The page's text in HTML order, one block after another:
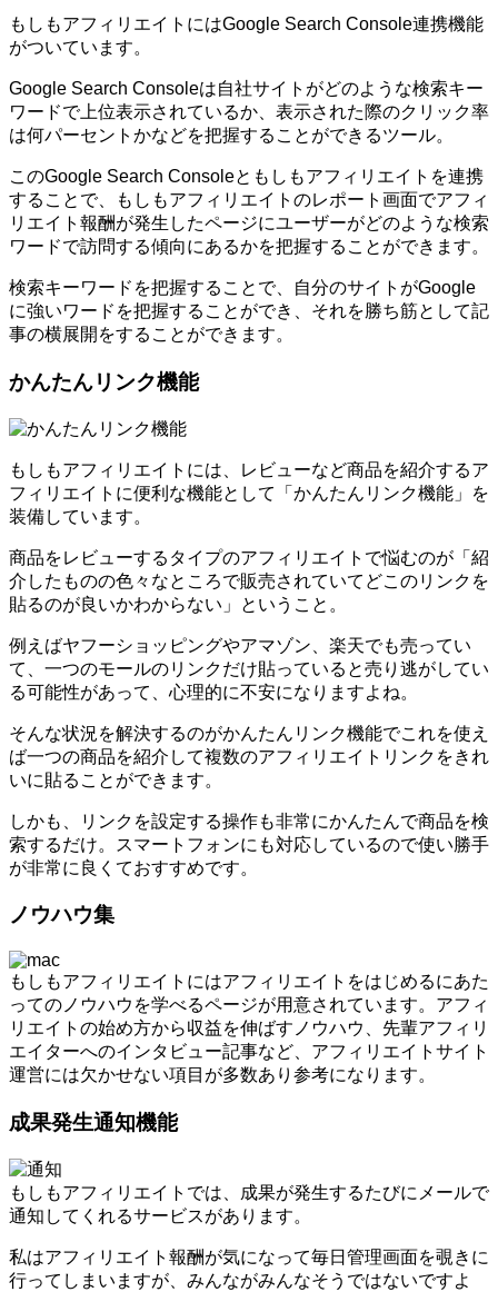
もしもアフィリエイトにはGoogle Search Console連携機能
がついています。
Google Search Consoleは自社サイトがどのような検索キー
ワードで上位表示されているか、表示された際のクリック率
は何パーセントかなどを把握することができるツール。
このGoogle Search Consoleともしもアフィリエイトを連携
することで、もしもアフィリエイトのレポート画面でアフィ
リエイト報酬が発生したページにユーザーがどのような検索
ワードで訪問する傾向にあるかを把握することができます。
検索キーワードを把握することで、自分のサイトがGoogle
に強いワードを把握することができ、それを勝ち筋として記
事の横展開をすることができます。
かんたんリンク機能
もしもアフィリエイトには、レビューなど商品を紹介するア
フィリエイトに便利な機能として「かんたんリンク機能」を
装備しています。
商品をレビューするタイプのアフィリエイトで悩むのが「紹
介したものの色々なところで販売されていてどこのリンクを
貼るのが良いかわからない」ということ。
例えばヤフーショッピングやアマゾン、楽天でも売ってい
て、一つのモールのリンクだけ貼っていると売り逃がしてい
る可能性があって、心理的に不安になりますよね。
そんな状況を解決するのがかんたんリンク機能でこれを使え
ば一つの商品を紹介して複数のアフィリエイトリンクをきれ
いに貼ることができます。
しかも、リンクを設定する操作も非常にかんたんで商品を検
索するだけ。スマートフォンにも対応しているので使い勝手
が非常に良くておすすめです。
ノウハウ集
もしもアフィリエイトにはアフィリエイトをはじめるにあた
ってのノウハウを学べるページが用意されています。アフィ
リエイトの始め方から収益を伸ばすノウハウ、先輩アフィリ
エイターへのインタビュー記事など、アフィリエイトサイト
運営には欠かせない項目が多数あり参考になります。
成果発生通知機能
もしもアフィリエイトでは、成果が発生するたびにメールで
通知してくれるサービスがあります。
私はアフィリエイト報酬が気になって毎日管理画面を覗きに
行ってしまいますが、みんながみんなそうではないですよ